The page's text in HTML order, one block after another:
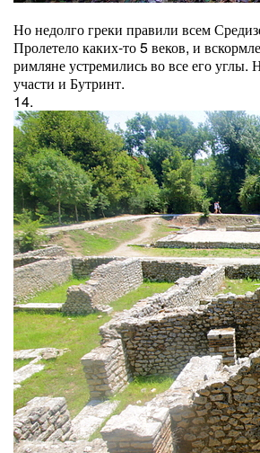
Но недолго греки правили всем
Пролетело каких-то 5 веков, и
римляне устремились во все его углы.
участи и Бутринт.
14.